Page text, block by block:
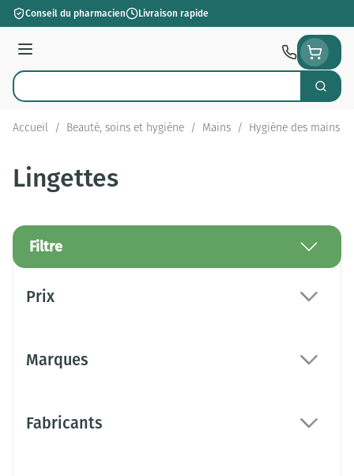
Aller au contenu
Conseil du pharmacien Livraison rapide
Menu
Rechercher
Accueil / Beauté, soins et hygiène / Mains / Hygiène des mains
Lingettes
Filtre
Prix
Marques
Fabricants